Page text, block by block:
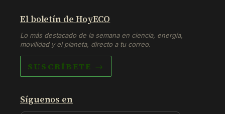
El boletín de HoyECO
Lo más destacado de la semana en ciencia, energía,
movilidad y el planeta, directo a tu correo.
SUSCRÍBETE →
Síguenos en